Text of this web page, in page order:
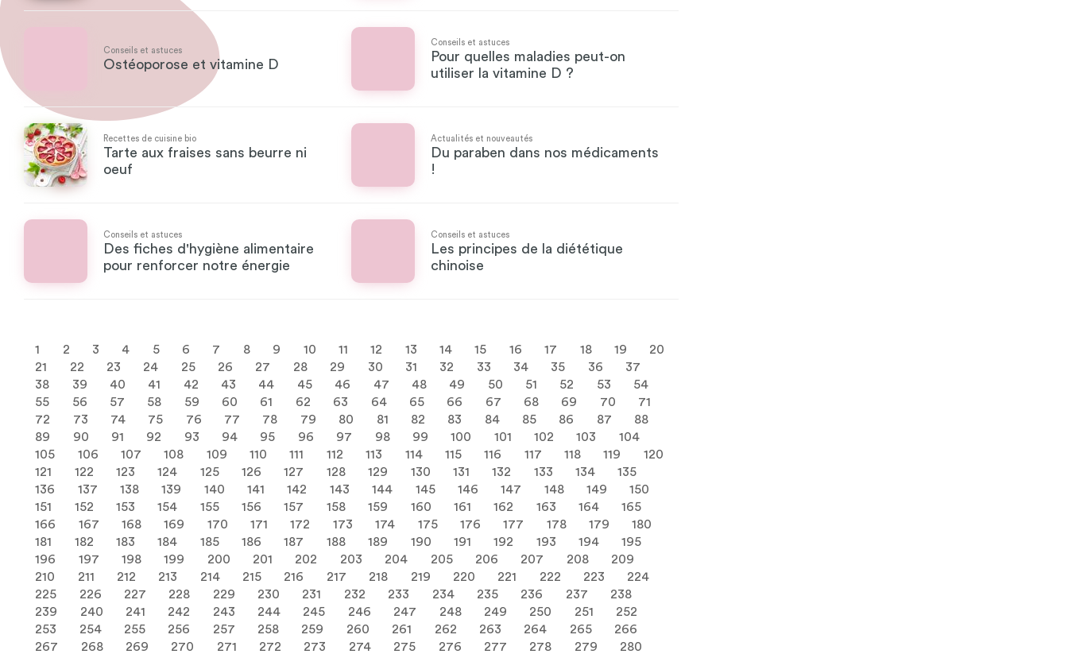
Conseils et astuces
Ostéoporose et vitamine D
Conseils et astuces
Pour quelles maladies peut-on
utiliser la vitamine D ?
Recettes de cuisine bio
Tarte aux fraises sans beurre ni
oeuf
Actualités et nouveautés
Du paraben dans nos médicaments
!
Conseils et astuces
Des fiches d'hygiène alimentaire
pour renforcer notre énergie
Conseils et astuces
Les principes de la diététique
chinoise
1 2 3 4 5 6 7 8 9 10 11 12 13 14 15 16 17 18 19
20
21
22 23 24 25 26 27 28 29 30 31 32 33 34 35 36
37
38
39 40 41 42 43 44 45 46 47 48 49 50 51 52 53
54
55
56 57 58 59 60 61 62 63 64 65 66 67 68 69 70
71
72
73 74 75 76 77 78 79 80 81 82 83 84 85 86 87
88
89
90 91 92 93 94 95 96 97 98 99 100 101 102 103
104
105
106 107 108 109 110 111 112 113 114 115 116 117 118 119
120
121
122 123 124 125 126 127 128 129 130 131 132 133 134
135
136
137 138 139 140 141 142 143 144 145 146 147 148 149
150
151
152 153 154 155 156 157 158 159 160 161 162 163 164
165
166
167 168 169 170 171 172 173 174 175 176 177 178 179
180
181
182 183 184 185 186 187 188 189 190 191 192 193 194
195
196
197 198 199 200 201 202 203 204 205 206 207 208
209
210
211 212 213 214 215 216 217 218 219 220 221 222 223
224
225
226 227 228 229 230 231 232 233 234 235 236 237
238
239
240 241 242 243 244 245 246 247 248 249 250 251
252
253
254 255 256 257 258 259 260 261 262 263 264 265
266
267
268 269 270 271 272 273 274 275 276 277 278 279
280